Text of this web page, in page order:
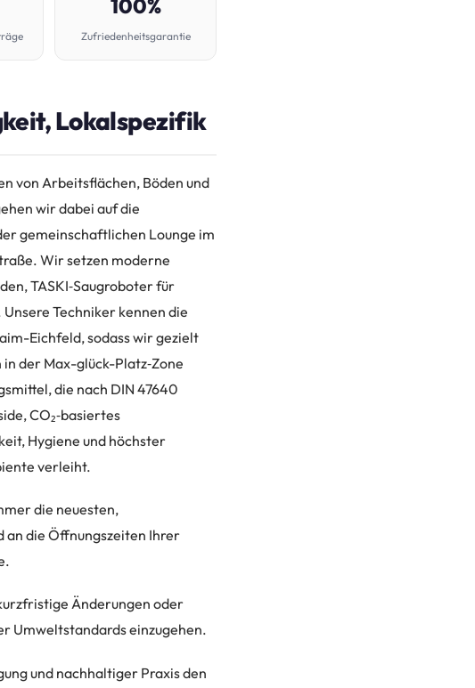
100%
Zufriedenheitsgarantie
Lokalspezifik
von Arbeitsflächen, Böden und
wir dabei auf die
gemeinschaftlichen Lounge im
Wir setzen moderne
TASKI‑Saugroboter für
Techniker kennen die
Eichfeld, sodass wir gezielt
der Max-glück-Platz‑Zone
die nach DIN 47640
CO₂‑basiertes
Hygiene und höchster
verleiht.
die neuesten,
an die Öffnungszeiten Ihrer
Änderungen oder
Umweltstandards einzugehen.
und nachhaltiger Praxis den